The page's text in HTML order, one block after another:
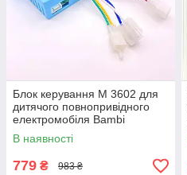
Блок керування M 3602 для
дитячого повнопривідного
електромобіля Bambi
В наявності
779 ₴ 983 ₴